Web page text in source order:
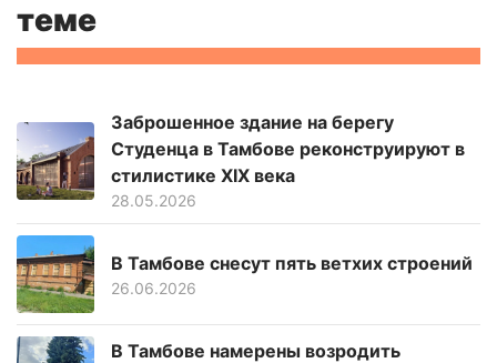
теме
Заброшенное здание на берегу
Студенца в Тамбове реконструируют в
стилистике XIX века
28.05.2026
В Тамбове снесут пять ветхих строений
26.06.2026
В Тамбове намерены возродить